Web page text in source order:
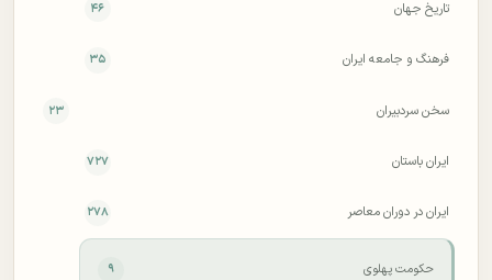
تاریخ جهان ۴۶
فرهنگ و جامعه ایران ۳۵
سخن سردبیران ۲۳
ایران باستان ۷۲۷
ایران در دوران معاصر ۲۷۸
حکومت پهلوی ۹